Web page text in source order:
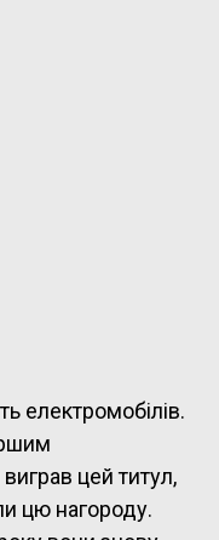
електромобілів.
цей титул,
цю нагороду.